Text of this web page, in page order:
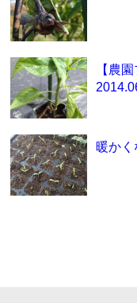
【農
暖かく